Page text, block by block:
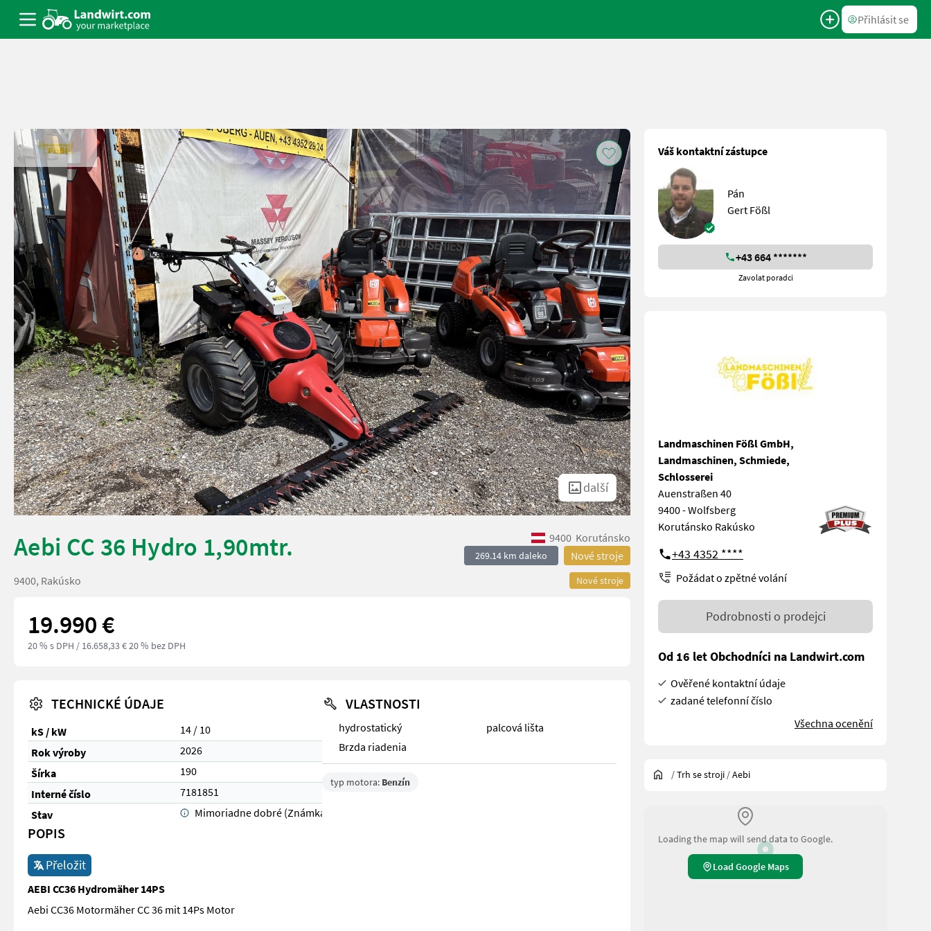
Přihlásit se
další
Aebi CC 36 Hydro 1,90mtr. 9400 Korutánsko
269.14 km daleko Nové stroje
Nové stroje
9400, Rakúsko
19.990 €
20 % s DPH / 16.658,33 € 20 % bez DPH
TECHNICKÉ ÚDAJE
kS / kW
14 / 10
Rok výroby
2026
Šírka
190
Interné číslo
7181851
Stav
Mimoriadne dobré (Známka 1)
VLASTNOSTI
hydrostatický
palcová lišta
Brzda riadenia
typ motora: Benzín
POPIS
Přeložit
AEBI CC36 Hydromäher 14PS
Aebi CC36 Motormäher CC 36 mit 14Ps Motor
Váš kontaktní zástupce
Pán
Gert Fößl
+43 664 *******
Zavolat poradci
Landmaschinen Fößl GmbH,
Landmaschinen, Schmiede,
Schlosserei
Auenstraßen 40
9400 - Wolfsberg
Korutánsko Rakúsko
+43 4352 ****
Požádat o zpětné volání
Podrobnosti o prodejci
Od 16 let Obchodníci na Landwirt.com
Ověřené kontaktní údaje
zadané telefonní číslo
Všechna ocenění
/Trh se stroji /Aebi
Loading the map will send data to Google.
Load Google Maps